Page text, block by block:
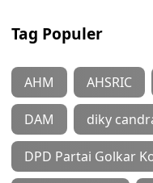
Tag Populer
AHM AHSRIC
DAM diky
DPD Partai Golkar